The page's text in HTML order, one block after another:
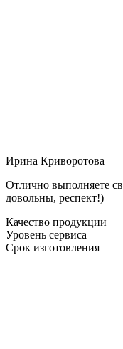
Ирина Криворотова
Отлично выполняете
довольны, респект!)
Качество продукции
Уровень сервиса
Срок изготовления